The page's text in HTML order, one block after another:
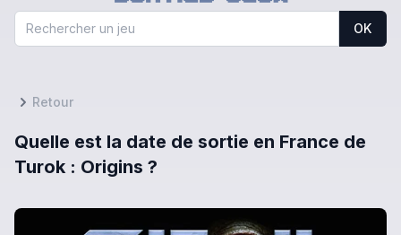
OK
Retour
Quelle est la date de sortie en France de
Turok : Origins ?